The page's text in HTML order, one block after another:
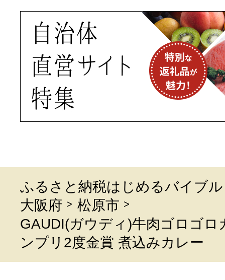
ふるさと納税はじめるバイブル
大阪府
松原市
GAUDI(ガウディ)牛肉ゴロゴロ
ンプリ2度金賞 煮込みカレー